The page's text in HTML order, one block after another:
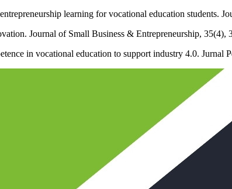
learning for vocational education students.
Journal of Small Business & Entrepreneurship, 35(4),
in vocational education to support industry 4.0. Jurnal